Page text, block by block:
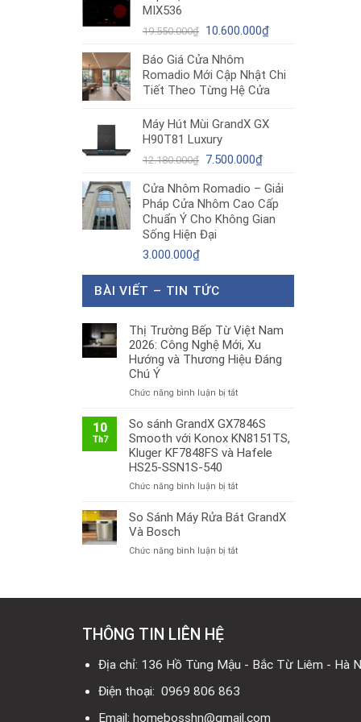
5.200.000₫.
MIX536
19.550.000₫ Giá
là:
19.550.000₫.
10.600.000₫Giá
là:
10.600.000₫.
Báo Giá Cửa Nhôm
Romadio Mới Cập Nhật Chi
Tiết Theo Từng Hệ Cửa
Máy Hút Mùi GrandX GX
H90T81 Luxury
12.180.000₫ Giá
là:
12.180.000₫.
7.500.000₫Giá
tại
là:
7.500.000₫.
Cửa Nhôm Romadio – Giải
Pháp Cửa Nhôm Cao Cấp
Chuẩn Ý Cho Không Gian
Sống Hiện Đại
3.000.000₫
BÀI VIẾT – TIN TỨC
Thị Trường Bếp Từ Việt Nam
2026: Công Nghệ Mới, Xu
Hướng và Thương Hiệu Đáng
Chú Ý
Chức năng bình luận bị tắtở
Trường
Bếp
Từ
2026:
Nghệ
Hướng
Hiệu
10
Th7
So sánh GrandX GX7846S
Smooth với Konox KN8151TS,
Kluger KF7848FS và Hafele
HS25-SSN1S-540
Chức năng bình luận bị tắtở
sánh
Smooth
HS25-
540
So Sánh Máy Rửa Bát GrandX
Và Bosch
Chức năng bình luận bị tắtở
Bosch
THÔNG TIN LIÊN HỆ
Địa chỉ: 136 Hồ Tùng Mậu - Bắc Từ Liêm - Hà
Điện thoại: 0969 806 863
Email: homebosshn@gmail.com